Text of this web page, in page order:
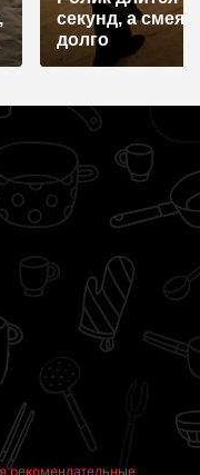
секунд, а
долго
рекомендательные